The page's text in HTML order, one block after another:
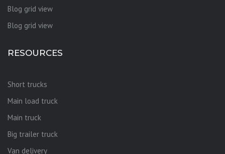
Blog grid view
Blog grid view
RESOURCES
Short trucks
Main load truck
Main truck
Big trailer truck
Van delivery